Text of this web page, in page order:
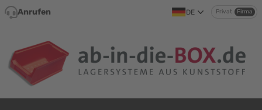
Direkt zum Inhalt
Anrufen DE Privat Firma